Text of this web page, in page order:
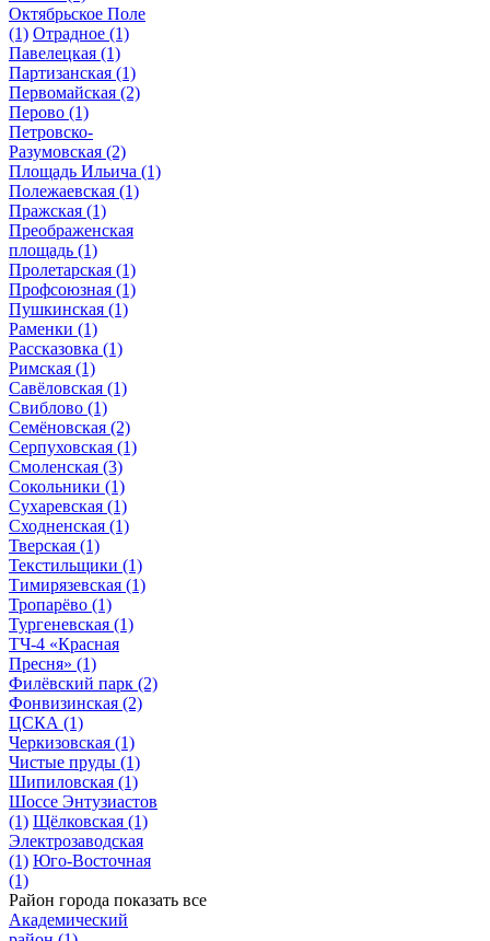
Октябрьское Поле
(1) Отрадное (1)
Павелецкая (1)
Партизанская (1)
Первомайская (2)
Перово (1)
Петровско-
Разумовская (2)
Площадь Ильича (1)
Полежаевская (1)
Пражская (1)
Преображенская
площадь (1)
Пролетарская (1)
Профсоюзная (1)
Пушкинская (1)
Раменки (1)
Рассказовка (1)
Римская (1)
Савёловская (1)
Свиблово (1)
Семёновская (2)
Серпуховская (1)
Смоленская (3)
Сокольники (1)
Сухаревская (1)
Сходненская (1)
Тверская (1)
Текстильщики (1)
Тимирязевская (1)
Тропарёво (1)
Тургеневская (1)
ТЧ-4 «Красная
Пресня» (1)
Филёвский парк (2)
Фонвизинская (2)
ЦСКА (1)
Черкизовская (1)
Чистые пруды (1)
Шипиловская (1)
Шоссе Энтузиастов
(1) Щёлковская (1)
Электрозаводская
(1) Юго-Восточная
(1)
Район города показать все
Академический